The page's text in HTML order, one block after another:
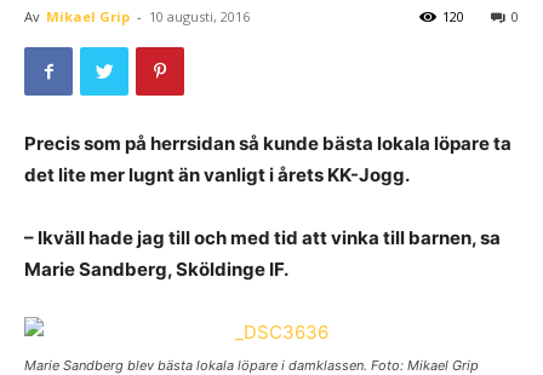
Av Mikael Grip - 10 augusti, 2016 0
120
Precis som på herrsidan så kunde bästa lokala löpare ta
det lite mer lugnt än vanligt i årets KK-Jogg.
– Ikväll hade jag till och med tid att vinka till barnen, sa
Marie Sandberg, Sköldinge IF.
Marie Sandberg blev bästa lokala löpare i damklassen. Foto: Mikael Grip